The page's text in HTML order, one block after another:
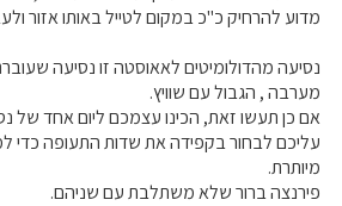
מדוע להרחיק כ"כ במקום לטייל באותו אזור
נסיעה מהדולומיטים לאאוסטה זו נסיעה
מערבה , הגבול עם שוויץ.
אם כן תעשו זאת, הכינו עצמכם ליום אחד של
עליכם לבחור בקפידה את שדות התעופה כדי
מיותרת.
פירנצה ברור שלא משתלבת עם שניהם.